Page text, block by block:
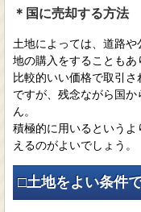
＊国に売却する方法
土地によっては、道路
地の購入をすることもあ
比較的いい価格で取引
ですが、残念ながら国
ん。
積極的に用いるという
えるのがよいでしょう。
□土地をよい条件